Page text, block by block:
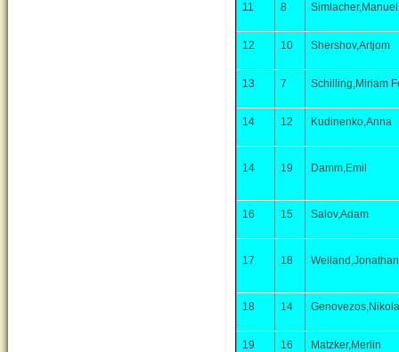
11 8 Simlacher,Manuel
12 10 Shershov,Artjom
13 7 Schilling,Miriam
14 12 Kudinenko,Anna
14 19 Damm,Emil
16 15 Salov,Adam
17 18 Weiland,Jonathan
18 14
19 16 Matzker,Merlin